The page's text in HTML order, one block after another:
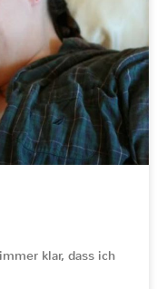
klar, dass ich